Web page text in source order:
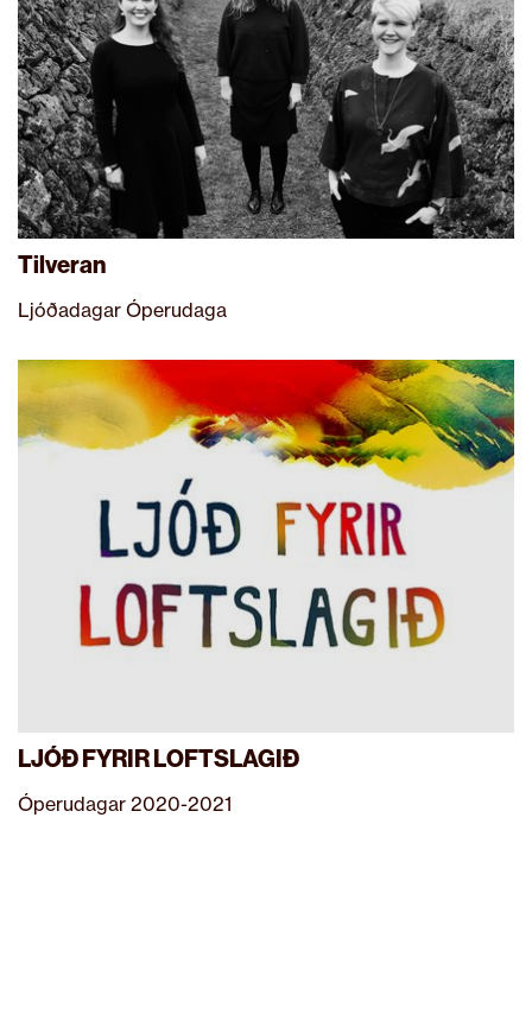
Tilveran
Ljóðadagar Óperudaga
LJÓÐ FYRIR LOFTSLAGIÐ
Óperudagar 2020-2021